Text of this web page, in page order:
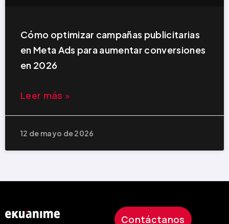
Cómo optimizar campañas publicitarias
en Meta Ads para aumentar conversiones
en 2026
Leer más »
12 de mayo de 2026
Contáctanos